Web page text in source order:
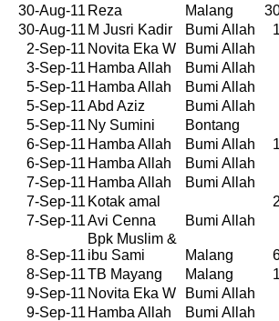
30-Aug-11 Reza Malang
30-Aug-11 M Jusri Kadir Bumi Allah
2-Sep-11 Novita Eka W Bumi Allah
3-Sep-11 Hamba Allah Bumi Allah
5-Sep-11 Hamba Allah Bumi Allah
5-Sep-11Abd Aziz Bumi Allah
5-Sep-11 Ny Sumini Bontang
6-Sep-11 Hamba Allah Bumi Allah
6-Sep-11 Hamba Allah Bumi Allah
7-Sep-11 Hamba Allah Bumi Allah
7-Sep-11 Kotak amal
7-Sep-11Avi Cenna Bumi Allah
8-Sep-11
Bpk Muslim &
ibu Sami
Malang
8-Sep-11TB Mayang Malang
9-Sep-11 Novita Eka W Bumi Allah
9-Sep-11 Hamba Allah Bumi Allah